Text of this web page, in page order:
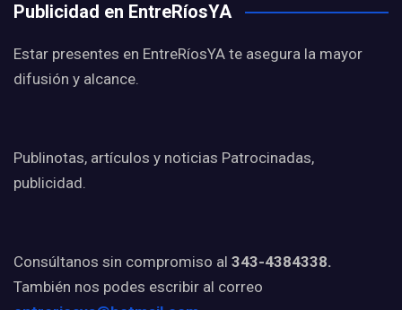
Publicidad en EntreRíosYA
Estar presentes en EntreRíosYA te asegura la mayor
difusión y alcance.
Publinotas, artículos y noticias Patrocinadas,
publicidad.
Consúltanos sin compromiso al 343-4384338.
También nos podes escribir al correo